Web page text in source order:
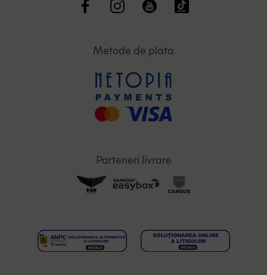
Metode de plata
Parteneri livrare